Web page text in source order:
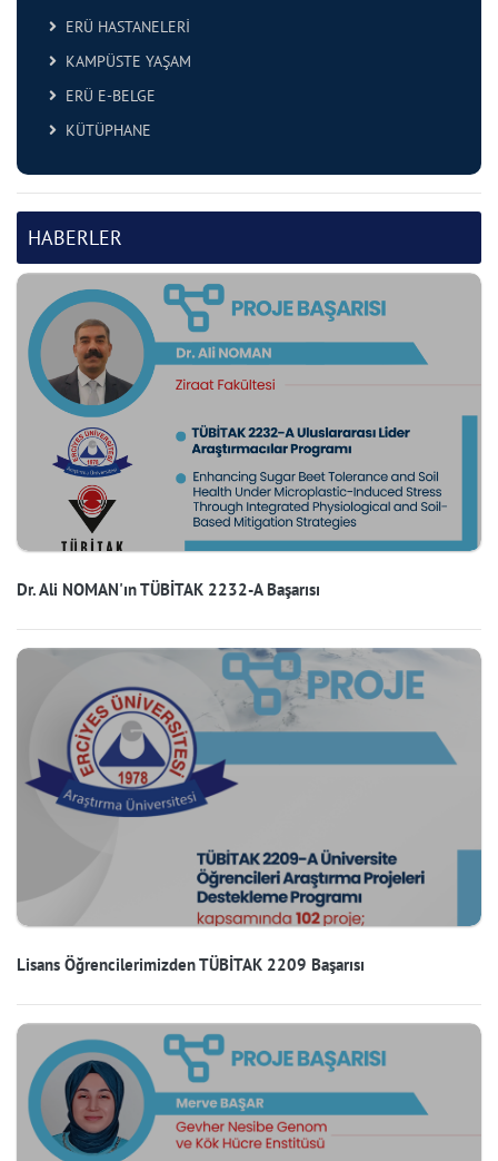
ERÜ HASTANELERİ
KAMPÜSTE YAŞAM
ERÜ E-BELGE
KÜTÜPHANE
HABERLER
Dr. Ali NOMAN'ın TÜBİTAK 2232-A Başarısı
Lisans Öğrencilerimizden TÜBİTAK 2209 Başarısı